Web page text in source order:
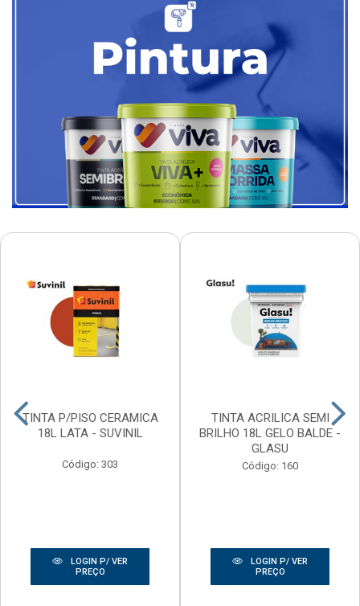
TINTA P/PISO CERAMICA
18L LATA - SUVINIL
Código: 303
LOGIN P/ VER
PREÇO
TINTA ACRILICA SEMI
BRILHO 18L GELO BALDE -
GLASU
Código: 160
LOGIN P/ VER
PREÇO